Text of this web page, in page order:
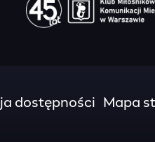
dostępności Mapa